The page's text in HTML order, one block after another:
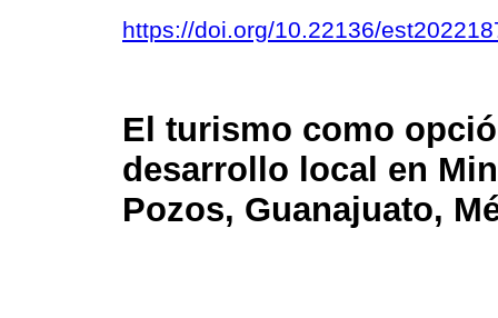
https://doi.org/10.22136/
El turismo como
desarrollo local en
Pozos, Guanajuato,